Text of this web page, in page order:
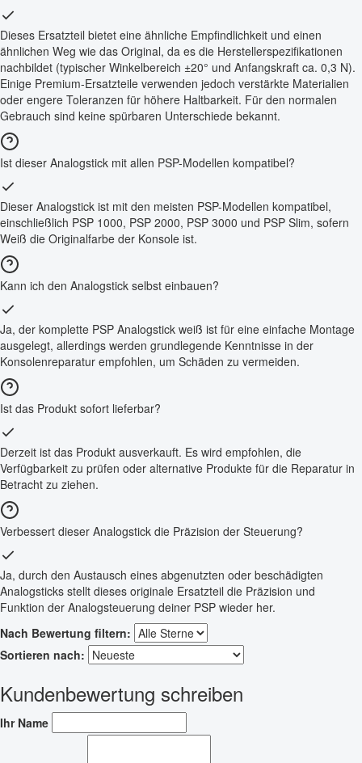
Dieses Ersatzteil bietet eine ähnliche Empfindlichkeit und einen
ähnlichen Weg wie das Original, da es die Herstellerspezifikationen
nachbildet (typischer Winkelbereich ±20° und Anfangskraft ca. 0,3 N).
Einige Premium-Ersatzteile verwenden jedoch verstärkte Materialien
oder engere Toleranzen für höhere Haltbarkeit. Für den normalen
Gebrauch sind keine spürbaren Unterschiede bekannt.
Ist dieser Analogstick mit allen PSP-Modellen kompatibel?
Dieser Analogstick ist mit den meisten PSP-Modellen kompatibel,
einschließlich PSP 1000, PSP 2000, PSP 3000 und PSP Slim, sofern
Weiß die Originalfarbe der Konsole ist.
Kann ich den Analogstick selbst einbauen?
Ja, der komplette PSP Analogstick weiß ist für eine einfache Montage
ausgelegt, allerdings werden grundlegende Kenntnisse in der
Konsolenreparatur empfohlen, um Schäden zu vermeiden.
Ist das Produkt sofort lieferbar?
Derzeit ist das Produkt ausverkauft. Es wird empfohlen, die
Verfügbarkeit zu prüfen oder alternative Produkte für die Reparatur in
Betracht zu ziehen.
Verbessert dieser Analogstick die Präzision der Steuerung?
Ja, durch den Austausch eines abgenutzten oder beschädigten
Analogsticks stellt dieses originale Ersatzteil die Präzision und
Funktion der Analogsteuerung deiner PSP wieder her.
Nach Bewertung filtern:
Sortieren nach:
Kundenbewertung schreiben
Ihr Name